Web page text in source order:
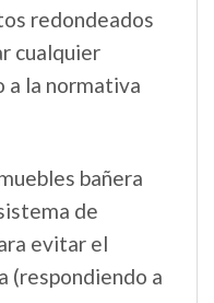
redondeados
cualquier
a la normativa
bañera
de
evitar el
(respondiendo a